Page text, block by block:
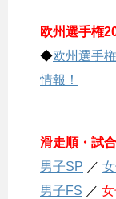
欧州選手権
◆欧州選手
情報！
滑走順・試
男子SP ／
男子FS ／